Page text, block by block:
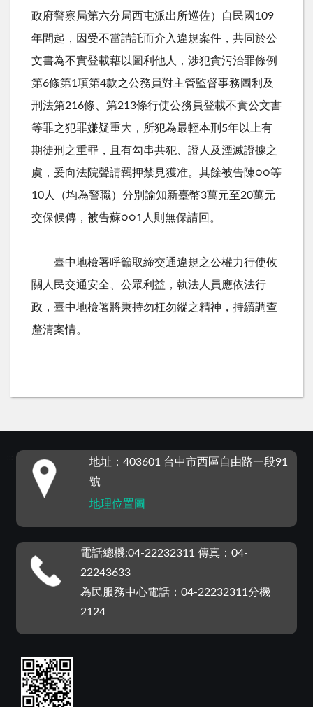
政府警察局第六分局西屯派出所巡佐）自民國 109
年間起，因受不當請託而介入違規案件，共同於公
文書為不實登載藉以圖利他人，涉犯貪污治罪條例
第6條第1 項第4款之公務員對主管監督事務圖利及
刑法第216條、第213條行使公務員登載不實公文書
等罪之犯罪嫌疑重大，所犯為最輕本刑 5年以上有
期徒刑之重罪，且有勾串共犯、證人及湮滅證據之
虞，爰向法院聲請羈押禁見獲准。其餘被告陳○○等
10人（均為警職）分別諭知新臺幣3萬元至20萬元
交保候傳，被告蘇○○1 人則無保請回。
臺中地檢署呼籲取締交通違規之公權力行使攸
關人民交通安全、公眾利益，執法人員應依法行
政，臺中地檢署將秉持勿枉勿縱之精神，持續調查
釐清案情。
地址：403601 台中市西區自由路一段91
號
地理位置圖
電話總機:04-22232311 傳真：04-
22243633
為民服務中心電話：04-22232311分機
2124